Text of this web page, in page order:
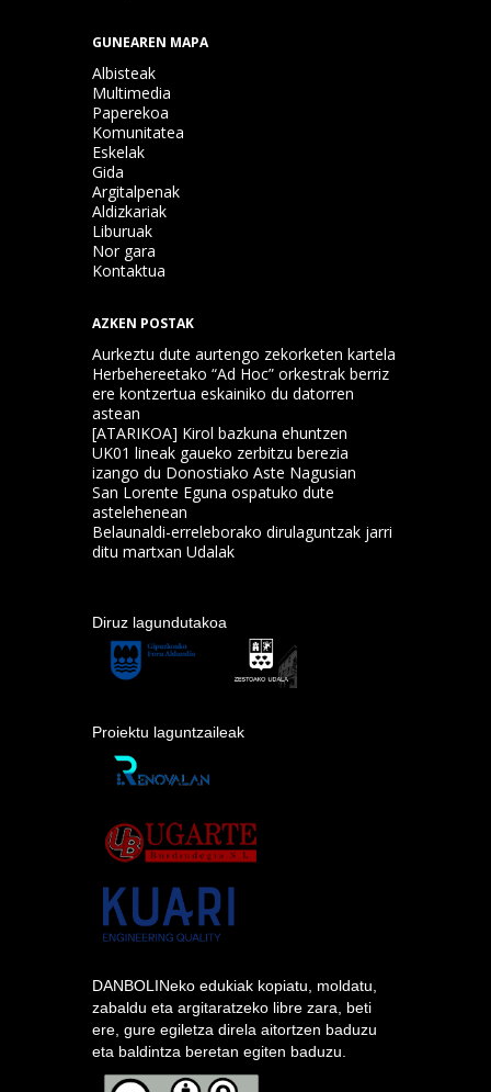
GUNEAREN MAPA
Albisteak
Multimedia
Paperekoa
Komunitatea
Eskelak
Gida
Argitalpenak
Aldizkariak
Liburuak
Nor gara
Kontaktua
AZKEN POSTAK
Aurkeztu dute aurtengo zekorketen kartela
Herbehereetako “Ad Hoc” orkestrak berriz
ere kontzertua eskainiko du datorren
astean
[ATARIKOA] Kirol bazkuna ehuntzen
UK01 lineak gaueko zerbitzu berezia
izango du Donostiako Aste Nagusian
San Lorente Eguna ospatuko dute
astelehenean
Belaunaldi-erreleborako dirulaguntzak jarri
ditu martxan Udalak
Diruz lagundutakoa
Proiektu laguntzaileak
DANBOLINeko edukiak kopiatu, moldatu,
zabaldu eta argitaratzeko libre zara, beti
ere, gure egiletza direla aitortzen baduzu
eta baldintza beretan egiten baduzu.